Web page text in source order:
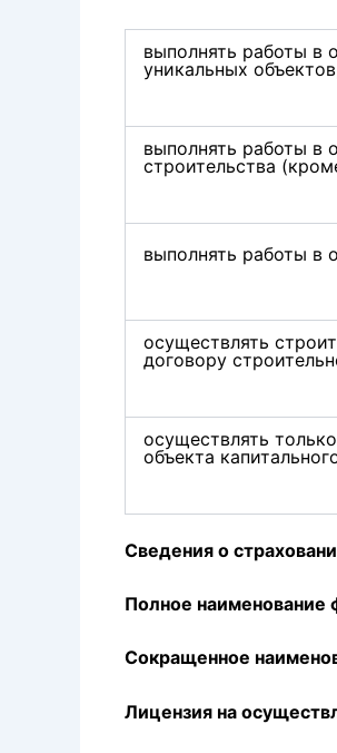
выполнять работы в
уникальных
выполнять работы в
строительства
выполнять работы в
осуществлять
договору
осуществлять
объекта
Сведения о
Полное
Сокращенное
Лицензия на